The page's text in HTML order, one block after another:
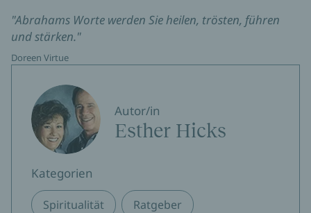
"Abrahams Worte werden Sie heilen, trösten, führen
und stärken."
Doreen Virtue
Autor/in
Esther Hicks
Kategorien
Spiritualität Ratgeber